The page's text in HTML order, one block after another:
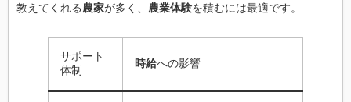
教えてくれる農家が多く、 農業体験を積むには最適です。
サポート
体制
時給への影響